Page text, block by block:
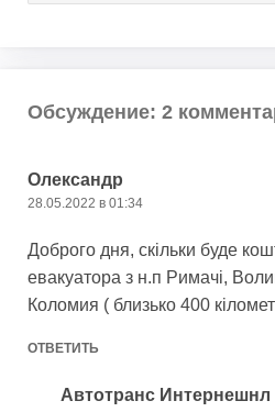
Обсуждение: 2
Олександр
28.05.2022 в 01:34
Доброго дня, скільки буде
евакуатора з н.п Римачі,
Коломия ( близько 400
ОТВЕТИТЬ
Автотранс Интернешнл